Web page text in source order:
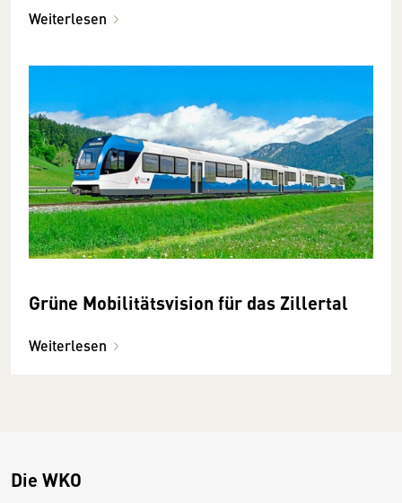
Weiterlesen
Grüne Mobilitätsvision für das Zillertal
Weiterlesen
Die WKO